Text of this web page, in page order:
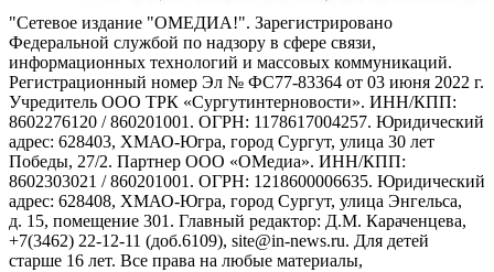
"Сетевое издание "ОМЕДИА!". Зарегистрировано
Федеральной службой по надзору в сфере связи,
информационных технологий и массовых коммуникаций.
Регистрационный номер Эл № ФС77-83364 от 03 июня 2022 г.
Учредитель ООО ТРК «Сургутинтерновости». ИНН/КПП:
8602276120 / 860201001. ОГРН: 1178617004257. Юридический
адрес: 628403, ХМАО-Югра, город Сургут, улица 30 лет
Победы, 27/2. Партнер ООО «ОМедиа». ИНН/КПП:
8602303021 / 860201001. ОГРН: 1218600006635. Юридический
адрес: 628408, ХМАО-Югра, город Сургут, улица Энгельса,
д. 15, помещение 301. Главный редактор: Д.М. Караченцева,
+7(3462) 22-12-11 (доб.6109), site@in-news.ru. Для детей
старше 16 лет. Все права на любые материалы,